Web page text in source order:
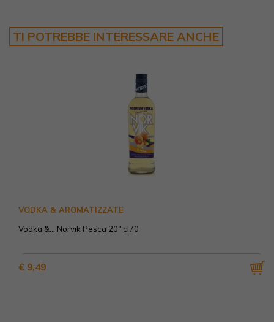
TI POTREBBE INTERESSARE ANCHE
VODKA & AROMATIZZATE
Vodka &... Norvik Pesca 20° cl70
€ 9,49